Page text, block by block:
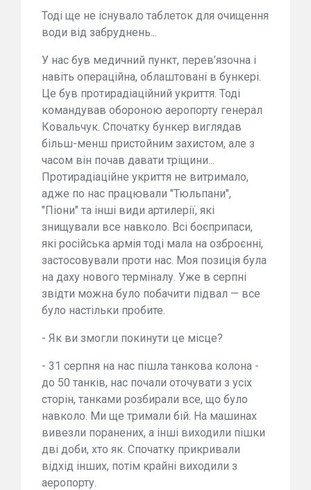
Тоді ще не існувало таблеток для очищення
води від забруднень...
У нас був медичний пункт, перев’язочна і
навіть операційна, облаштовані в бункері.
Це був протирадіаційний укриття. Тоді
командував обороною аеропорту генерал
Ковальчук. Спочатку бункер виглядав
більш-менш пристойним захистом, але з
часом він почав давати тріщини...
Протирадіаційне укриття не витримало,
адже по нас працювали "Тюльпани",
"Піони" та інші види артилерії, які
знищували все навколо. Всі боєприпаси,
які російська армія тоді мала на озброєнні,
застосовували проти нас. Моя позиція була
на даху нового терміналу. Уже в серпні
звідти можна було побачити підвал — все
було настільки пробите.
- Як ви змогли покинути це місце?
- 31 серпня на нас пішла танкова колона -
до 50 танків, нас почали оточувати з усіх
сторін, танками розбирали все, що було
навколо. Ми ще тримали бій. На машинах
вивезли поранених, а інші виходили пішки
дві доби, хто як. Спочатку прикривали
відхід інших, потім крайні виходили з
аеропорту.